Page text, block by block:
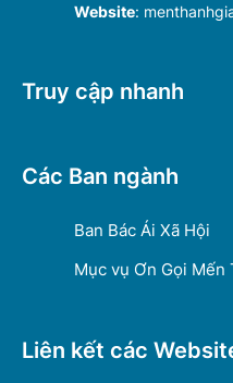
Website:
Truy cập nhanh
Các Ban ngành
Ban Bác Ái Xã Hội
Mục vụ Ơn Gọi Mến
Liên kết các